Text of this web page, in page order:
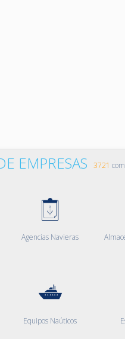
EMPRESAS 3721
Agencias Navieras
Equipos Naúticos